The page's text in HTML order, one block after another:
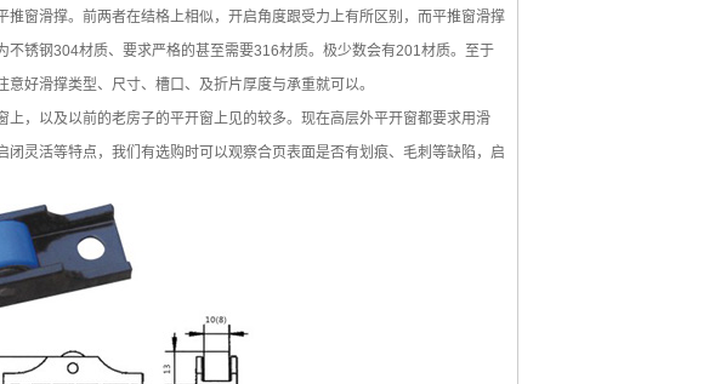
窗滑撑。前两者在结格上相似，开启角度跟受力上有所区别，而平推窗滑撑
不锈钢304材质、要求严格的甚至需要316材质。极少数会有201材质。至于
好滑撑类型、尺寸、槽口、及折片厚度与承重就可以。
，以及以前的老房子的平开窗上见的较多。现在高层外平开窗都要求用滑
灵活等特点，我们有选购时可以观察合页表面是否有划痕、毛刺等缺陷，启